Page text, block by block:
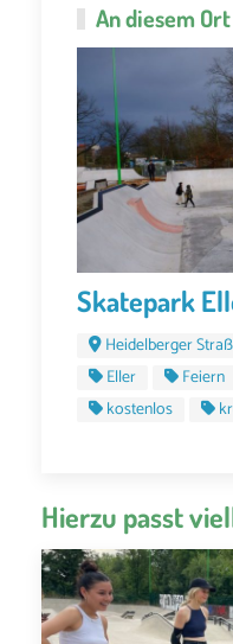
An diesem Ort
Skatepark
Heidelberger
Eller
Feiern
kostenlos
Hierzu passt